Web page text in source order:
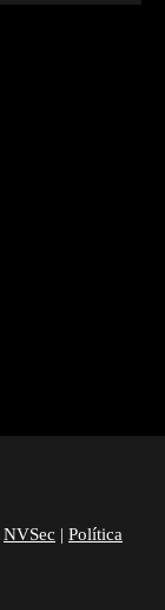
NVSec | Política